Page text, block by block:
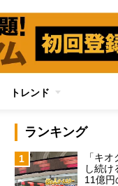
トレンド
ランキング
1
「キ
し続け
11億円